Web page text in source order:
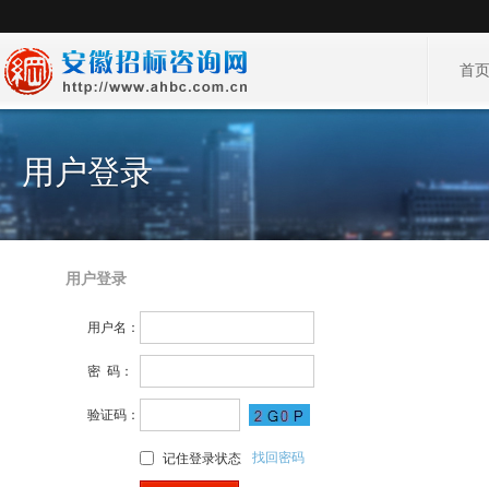
首
用户登录
用户登录
用户名：
密 码：
验证码：
记住登录状态 找回密码